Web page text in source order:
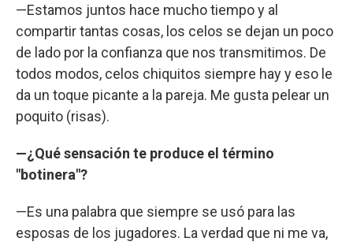
—Estamos juntos hace mucho tiempo y al
compartir tantas cosas, los celos se dejan un poco
de lado por la confianza que nos transmitimos. De
todos modos, celos chiquitos siempre hay y eso le
da un toque picante a la pareja. Me gusta pelear un
poquito (risas).
—¿Qué sensación te produce el término
"botinera"?
—Es una palabra que siempre se usó para las
esposas de los jugadores. La verdad que ni me va,